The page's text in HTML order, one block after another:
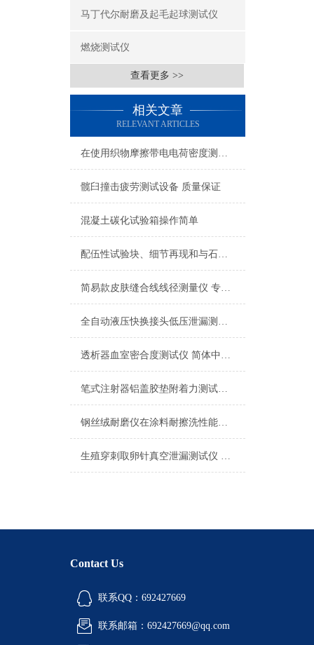
马丁代尔耐磨及起毛起球测试仪
燃烧测试仪
查看更多 >>
相关文章
RELEVANT ARTICLES
在使用织物摩擦带电电荷密度测定仪时应注意的安全事项
髋臼撞击疲劳测试设备 质量保证
混凝土碳化试验箱操作简单
配伍性试验块、细节再现和与石膏的配伍性试验块
简易款皮肤缝合线线径测量仪 专业生产
全自动液压快换接头低压泄漏测试仪
透析器血室密合度测试仪 简体中文/英文，七寸彩色触摸屏 上海诚卫
笔式注射器铝盖胶垫附着力测试仪，笔式注射器胶垫附着力测试仪
钢丝绒耐磨仪在涂料耐擦洗性能测试中的往复行程校准
生殖穿刺取卵针真空泄漏测试仪 采用高精度压力传感器保证稳压 上海诚卫
Contact Us
联系QQ：692427669
联系邮箱：692427669@qq.com